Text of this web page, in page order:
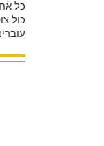
כל
כול